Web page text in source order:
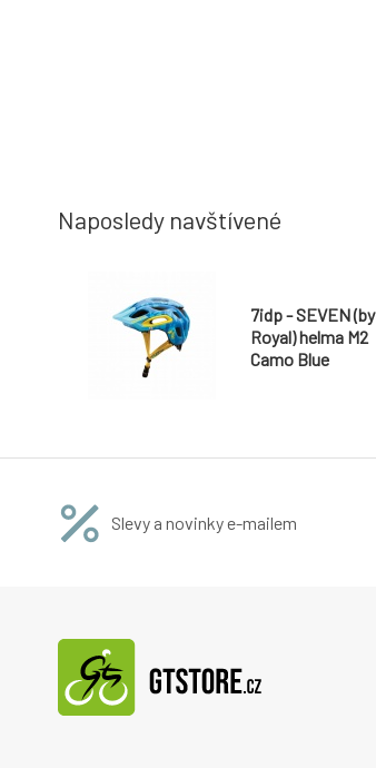
Naposledy navštívené
7idp - SEVEN (by
Royal) helma M2
Camo Blue
Slevy a novinky e-mailem